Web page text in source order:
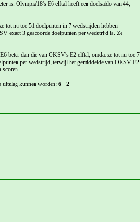
is. Olympia'18's E6 elftal heeft een doelsaldo van 44,
tot nu toe 51 doelpunten in 7 wedstrijden hebben
exact 3 gescoorde doelpunten per wedstrijd is. Ze
beter dan die van OKSV's E2 elftal, omdat ze tot nu toe 7
per wedstrijd, terwijl het gemiddelde van OKSV E2
scoren.
uitslag kunnen worden: 6 - 2